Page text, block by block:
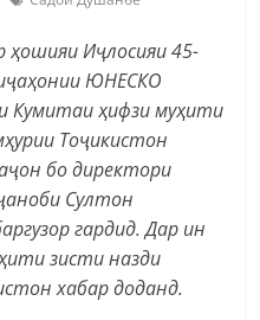
ҳошияи Иҷлосияи 45-
ЮНЕСКО
Кумитаи ҳифзи муҳити
Тоҷикистон
бо директори
Султон
гардид. Дар ин
зисти назди
хабар доданд.